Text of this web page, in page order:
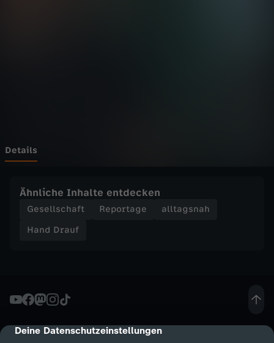
cmp-dialog-description
Deine Datenschutzeinstellungen
N
D
D
U
F
Details
Ähnliche Inhalte entdecken
Gesellschaft Reportage
alltagsnah
Hand Drauf